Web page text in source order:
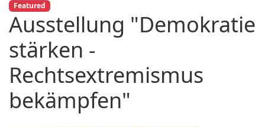
Featured
Ausstellung "Demokratie
stärken -
Rechtsextremismus
bekämpfen"